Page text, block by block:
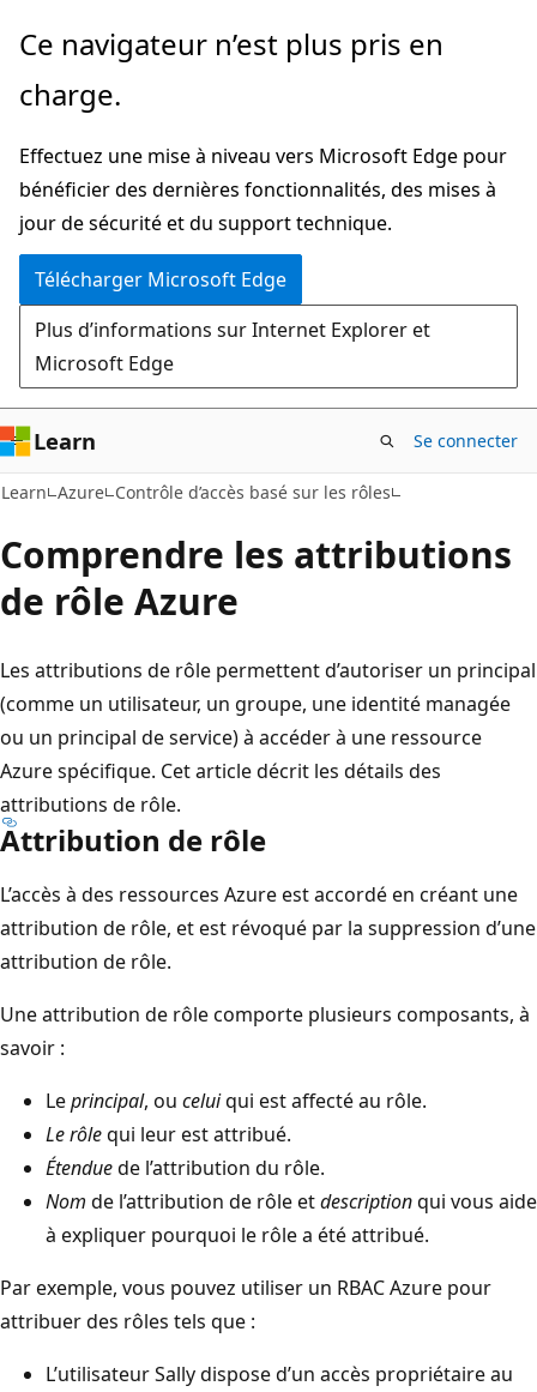
Passer
contenu
Ce navigateur n’est plus pris en
charge.
Effectuez une mise à niveau vers Microsoft Edge pour
bénéficier des dernières fonctionnalités, des mises à
jour de sécurité et du support technique.
Télécharger Microsoft Edge
Plus d’informations sur Internet Explorer et
Microsoft Edge
Learn Se connecter
Learn Azure Contrôle d’accès basé sur les rôles
Comprendre les attributions
de rôle Azure
Les attributions de rôle permettent d’autoriser un principal
(comme un utilisateur, un groupe, une identité managée
ou un principal de service) à accéder à une ressource
Azure spécifique. Cet article décrit les détails des
attributions de rôle.
Attribution de rôle
L’accès à des ressources Azure est accordé en créant une
attribution de rôle, et est révoqué par la suppression d’une
attribution de rôle.
Une attribution de rôle comporte plusieurs composants, à
savoir :
Leprincipal, ou celuiqui est affecté au rôle.
Le rôlequi leur est attribué.
Étenduede l’attribution du rôle.
Nom de l’attribution de rôle etdescriptionqui vous aide
à expliquer pourquoi le rôle a été attribué.
Par exemple, vous pouvez utiliser un RBAC Azure pour
attribuer des rôles tels que :
L’utilisateur Sally dispose d’un accès propriétaire au